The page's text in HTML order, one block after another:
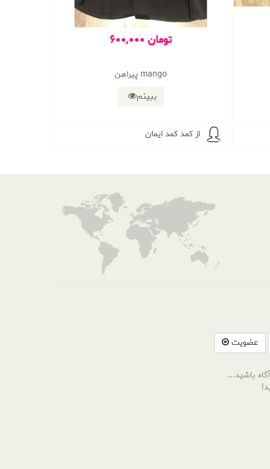
600,000 تومان
پیراهن mango
ببینم
از کمد کمد ایمان
عضویت
باشید...